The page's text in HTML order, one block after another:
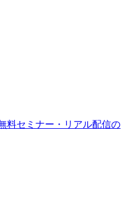
料セミナー・リアル配信の